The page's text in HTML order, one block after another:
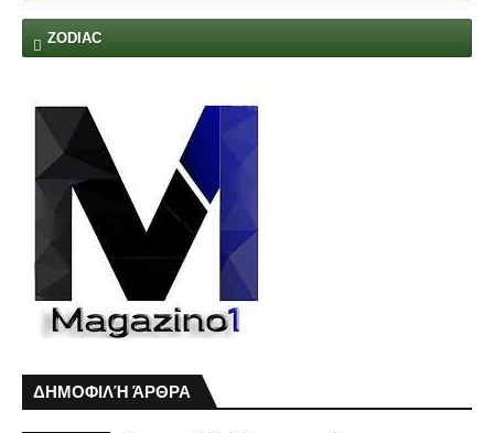
ZODIAC
ΔΗΜΟΦΙΛΉ ΆΡΘΡΑ